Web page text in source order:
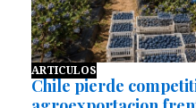
ARTICULOS
Chile pierde